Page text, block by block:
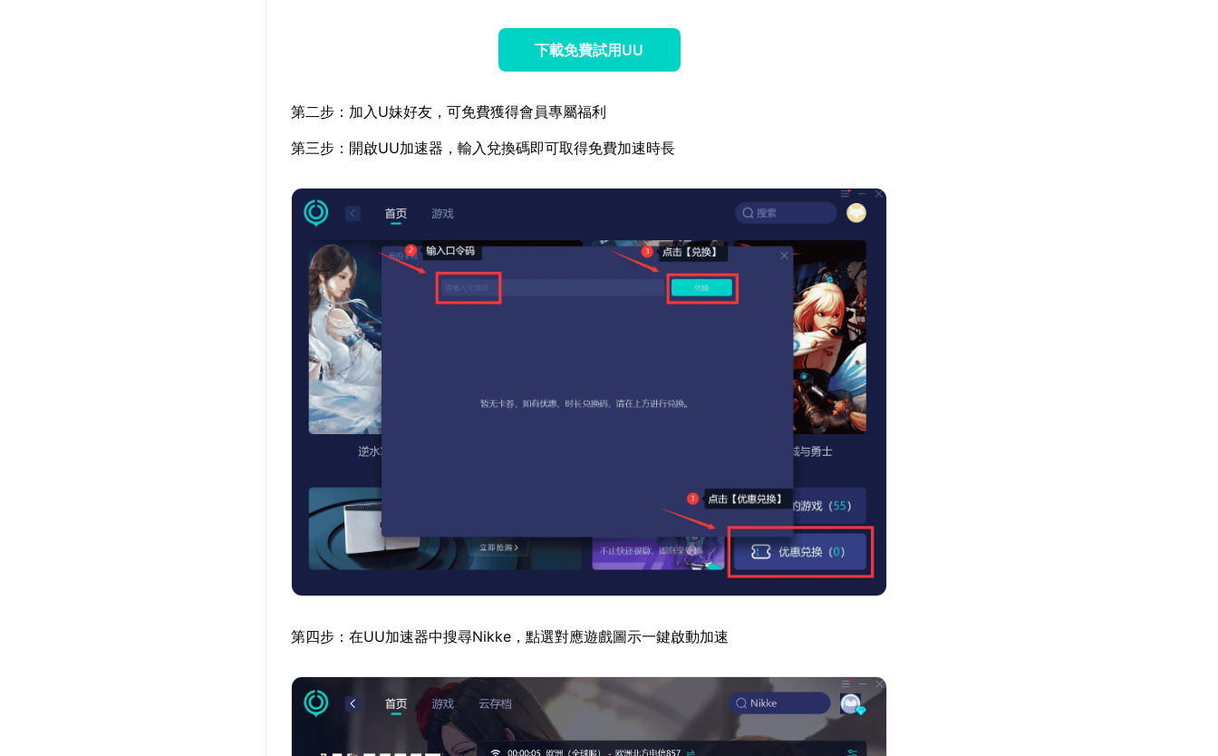
下載免費試用UU
第二步：加入U妹好友，可免費獲得會員專屬福利
第三步：開啟UU加速器，輸入兌換碼即可取得免費加速時長
第四步：在UU加速器中搜尋Nikke，點選對應遊戲圖示一鍵啟動加速